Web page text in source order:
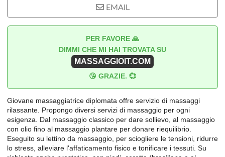
EMAIL
PER FAVORE 🙏
DIMMI CHE MI HAI TROVATA SU
MASSAGGIOIT.COM
😘 GRAZIE. 💞
Giovane massaggiatrice diplomata offre servizio di massaggi
rilassante. Propongo diversi servizi di massaggio per ogni
esigenza. Dal massaggio classico per dare sollievo, al massaggio
con olio fino al massaggio plantare per donare riequilibrio.
Eseguito su lettino da massaggio, per sciogliere le tensioni, ridurre
lo stress, alleviare l'affaticamento fisico e tonificare i tessuti. Su